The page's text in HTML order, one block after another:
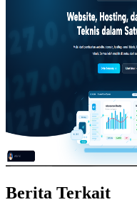
Berita Terkait